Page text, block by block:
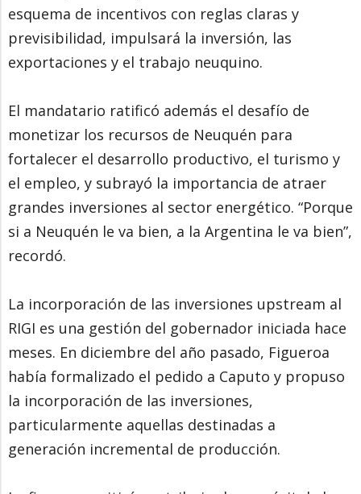
esquema de incentivos con reglas claras y
previsibilidad, impulsará la inversión, las
exportaciones y el trabajo neuquino.
El mandatario ratificó además el desafío de
monetizar los recursos de Neuquén para
fortalecer el desarrollo productivo, el turismo y
el empleo, y subrayó la importancia de atraer
grandes inversiones al sector energético. “Porque
si a Neuquén le va bien, a la Argentina le va bien”,
recordó.
La incorporación de las inversiones upstream al
RIGI es una gestión del gobernador iniciada hace
meses. En diciembre del año pasado, Figueroa
había formalizado el pedido a Caputo y propuso
la incorporación de las inversiones,
particularmente aquellas destinadas a
generación incremental de producción.